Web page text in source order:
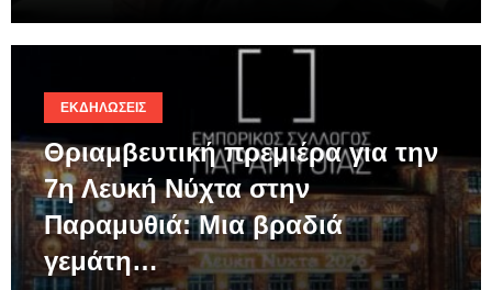
ΕΚΔΗΛΏΣΕΙΣ
Θριαμβευτική πρεμιέρα για την
7η Λευκή Νύχτα στην
Παραμυθιά: Μια βραδιά
γεμάτη…